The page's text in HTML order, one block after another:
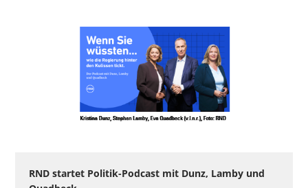
RND startet Politik-Podcast mit Dunz, Lamby und